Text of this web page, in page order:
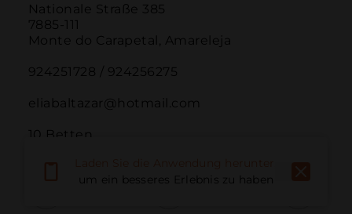
Nationale Straße 385
7885-111
Monte do Carapetal, Amareleja
924251728 / 924256275
eliabaltazar@hotmail.com
10 Betten
um ein besseres Erlebnis zu haben